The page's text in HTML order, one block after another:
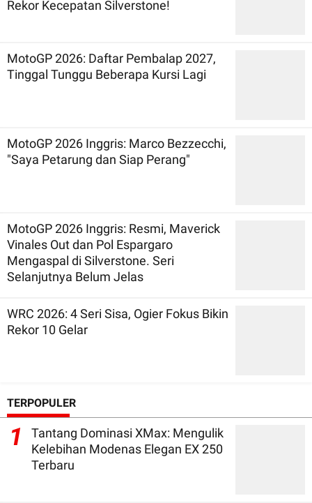
Rekor Kecepatan Silverstone!
MotoGP 2026: Daftar Pembalap 2027,
Tinggal Tunggu Beberapa Kursi Lagi
MotoGP 2026 Inggris: Marco Bezzecchi,
"Saya Petarung dan Siap Perang"
MotoGP 2026 Inggris: Resmi, Maverick
Vinales Out dan Pol Espargaro
Mengaspal di Silverstone. Seri
Selanjutnya Belum Jelas
WRC 2026: 4 Seri Sisa, Ogier Fokus Bikin
Rekor 10 Gelar
TERPOPULER
1
Tantang Dominasi XMax: Mengulik
Kelebihan Modenas Elegan EX 250
Terbaru